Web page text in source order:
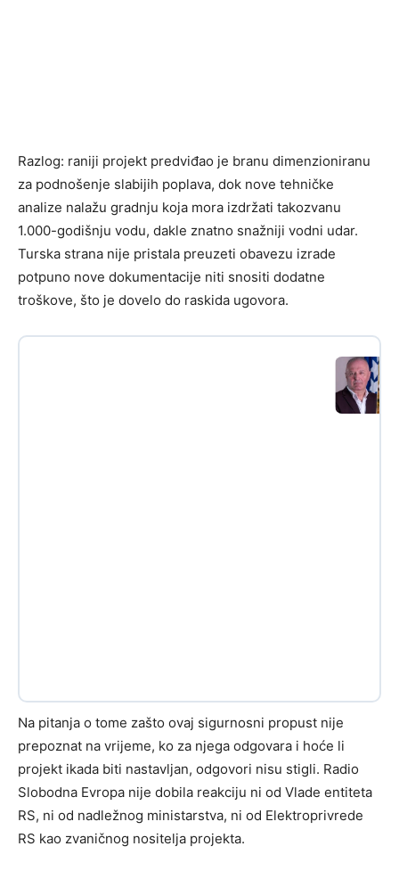
Razlog: raniji projekt predviđao je branu dimenzioniranu
za podnošenje slabijih poplava, dok nove tehničke
analize nalažu gradnju koja mora izdržati takozvanu
1.000-godišnju vodu, dakle znatno snažniji vodni udar.
Turska strana nije pristala preuzeti obavezu izrade
potpuno nove dokumentacije niti snositi dodatne
troškove, što je dovelo do raskida ugovora.
Na pitanja o tome zašto ovaj sigurnosni propust nije
prepoznat na vrijeme, ko za njega odgovara i hoće li
projekt ikada biti nastavljan, odgovori nisu stigli. Radio
Slobodna Evropa nije dobila reakciju ni od Vlade entiteta
RS, ni od nadležnog ministarstva, ni od Elektroprivrede
RS kao zvaničnog nositelja projekta.